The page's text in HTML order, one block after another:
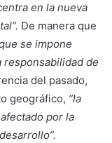
en la nueva
De manera que
se impone
responsabilidad de
del pasado,
geográfico, “la
por la